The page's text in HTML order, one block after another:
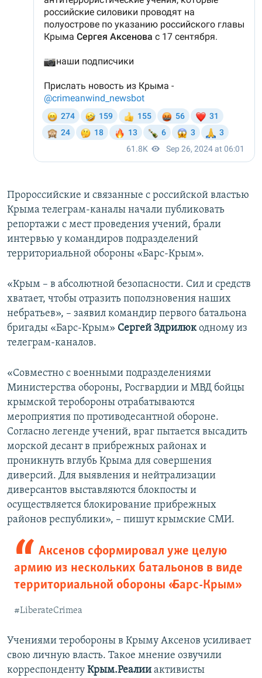
Пророссийские и связанные с российской властью
Крыма телеграм-каналы начали публиковать
репортажи с мест проведения учений, брали
интервью у командиров подразделений
территориальной обороны «Барс-Крым».
«Крым – в абсолютной безопасности. Сил и средств
хватает, чтобы отразить поползновения наших
небратьев», – заявил командир первого батальона
бригады «Барс-Крым» Сергей Здрилюкодному из
телеграм-каналов.
«Совместно с военными подразделениями
Министерства обороны, Росгвардии и МВД бойцы
крымской теробороны отрабатываются
мероприятия по противодесантной обороне.
Согласно легенде учений, враг пытается высадить
морской десант в прибрежных районах и
проникнуть вглубь Крыма для совершения
диверсий. Для выявления и нейтрализации
диверсантов выставляются блокпосты и
осуществляется блокирование прибрежных
районов республики», – пишут крымские СМИ.
Аксенов сформировал уже целую
армию из нескольких батальонов в виде
территориальной обороны «Барс-Крым»
#LiberateCrimea
Учениями теробороны в Крыму Аксенов усиливает
свою личную власть. Такое мнение озвучили
корреспонденту Крым.Реалии активисты